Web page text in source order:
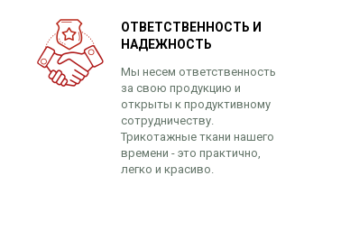
ОТВЕТСТВЕННОСТЬ И
НАДЕЖНОСТЬ
Мы несем ответственность
за свою продукцию и
открыты к продуктивному
сотрудничеству.
Трикотажные ткани нашего
времени - это практично,
легко и красиво.